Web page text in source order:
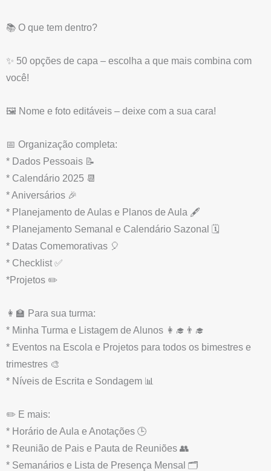
📚 O que tem dentro?
✨ 50 opções de capa – escolha a que mais combina com
você!
🖼️ Nome e foto editáveis – deixe com a sua cara!
📅 Organização completa:
* Dados Pessoais 📝
* Calendário 2025 📆
* Aniversários 🎉
* Planejamento de Aulas e Planos de Aula 🖋️
* Planejamento Semanal e Calendário Sazonal 🗓️
* Datas Comemorativas 🎈
* Checklist ✅
*Projetos ✏️
👩‍🏫 Para sua turma:
* Minha Turma e Listagem de Alunos 👩‍🎓👨‍🎓
* Eventos na Escola e Projetos para todos os bimestres e
trimestres 🎨
* Níveis de Escrita e Sondagem 📊
✏️ E mais:
* Horário de Aula e Anotações 🕒
* Reunião de Pais e Pauta de Reuniões 👥
* Semanários e Lista de Presença Mensal 🗂️